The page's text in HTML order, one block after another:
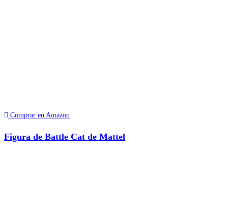
Comprar en Amazon
Figura de Battle Cat de Mattel